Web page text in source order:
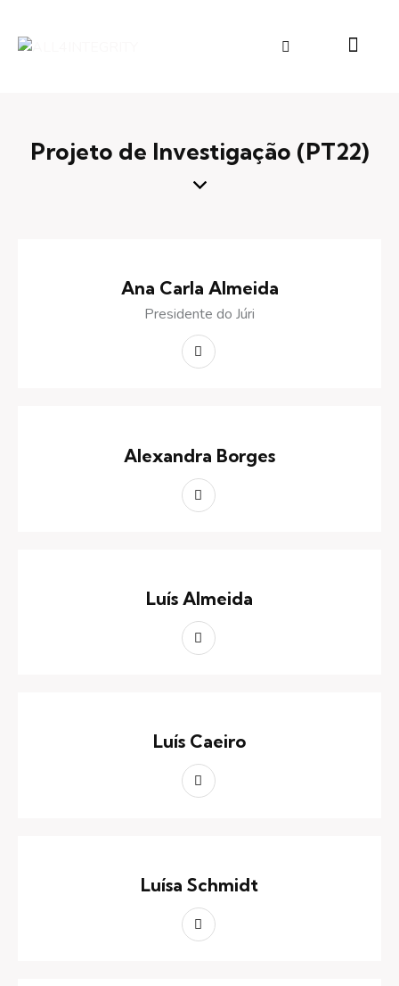
Projeto de Investigação (PT22)
Ana Carla Almeida
Presidente do Júri
Alexandra Borges
Luís Almeida
Luís Caeiro
Luísa Schmidt